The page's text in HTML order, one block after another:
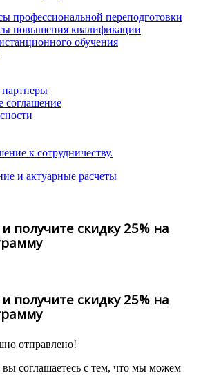
профессиональной переподготовки
повышения квалификации
обучения
соглашение
к сотрудничеству.
получите скидку 25% на
получите скидку 25% на
отправлено!
соглашаетесь с тем, что мы можем